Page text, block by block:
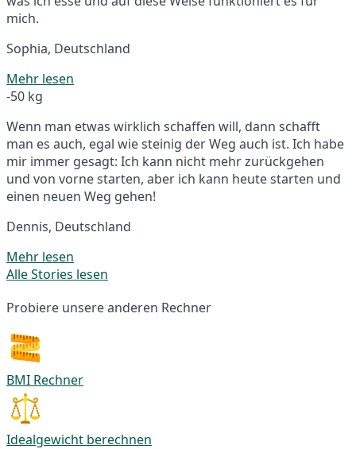
mich.
Sophia, Deutschland
Mehr lesen
-50 kg
Wenn man etwas wirklich schaffen will, dann schafft
man es auch, egal wie steinig der Weg auch ist. Ich habe
mir immer gesagt: Ich kann nicht mehr zurückgehen
und von vorne starten, aber ich kann heute starten und
einen neuen Weg gehen!
Dennis, Deutschland
Mehr lesen
Alle Stories lesen
Probiere unsere anderen Rechner
BMI Rechner
Idealgewicht berechnen